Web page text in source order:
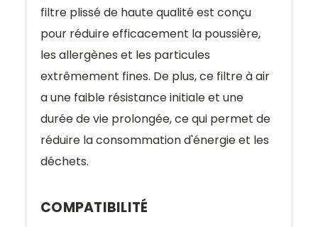
filtre plissé de haute qualité est conçu
pour réduire efficacement la poussière,
les allergènes et les particules
extrêmement fines. De plus, ce filtre à air
a une faible résistance initiale et une
durée de vie prolongée, ce qui permet de
réduire la consommation d'énergie et les
déchets.
COMPATIBILITÉ